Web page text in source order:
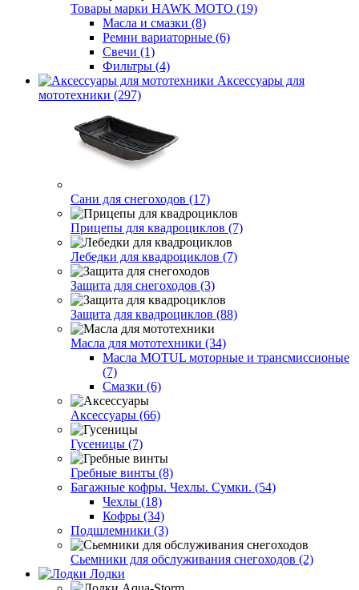
Товары марки HAWK MOTO (19)
Масла и смазки (8)
Ремни вариаторные (6)
Свечи (1)
Фильтры (4)
Аксессуары для
мототехники (297)
Сани для снегоходов (17)
Прицепы для квадроциклов (7)
Лебедки для квадроциклов (7)
Защита для снегоходов (3)
Защита для квадроциклов (88)
Масла для мототехники (34)
Масла MOTUL моторные и трансмиссионые
(7)
Смазки (6)
Аксессуары (66)
Гусеницы (7)
Гребные винты (8)
Багажные кофры. Чехлы. Сумки. (54)
Чехлы (18)
Кофры (34)
Подшлемники (3)
Сьемники для обслуживания снегоходов (2)
Лодки